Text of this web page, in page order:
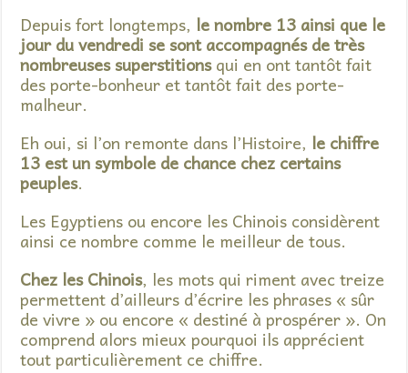
Depuis fort longtemps, le nombre 13 ainsi que le
jour du vendredi se sont accompagnés de très
nombreuses superstitionsqui en ont tantôt fait
des porte-bonheur et tantôt fait des porte-
malheur.
Eh oui, si l’on remonte dans l’Histoire, le chiffre
13 est un symbole de chance chez certains
peuples.
Les Egyptiens ou encore les Chinois considèrent
ainsi ce nombre comme le meilleur de tous.
Chez les Chinois, les mots qui riment avec treize
permettent d’ailleurs d’écrire les phrases « sûr
de vivre » ou encore « destiné à prospérer ». On
comprend alors mieux pourquoi ils apprécient
tout particulièrement ce chiffre.